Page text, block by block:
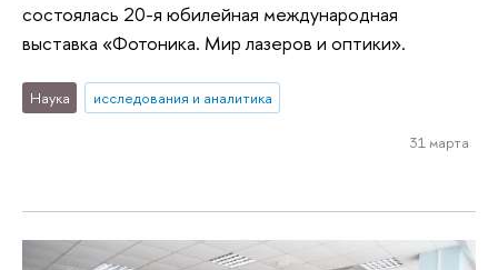
состоялась 20-я юбилейная международная
выставка «Фотоника. Мир лазеров и оптики».
Наука исследования и аналитика
31 марта